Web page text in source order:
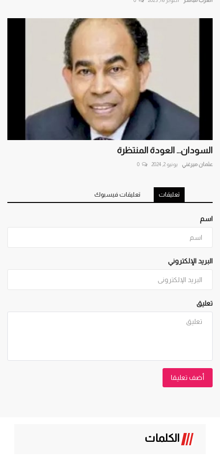
السودان... العودة المنتظرة
عثمان ميرغني يونيو 2, 2024 0
تعليقات تعليقات فيسبوك
اسم
البريد الإلكتروني
تعليق
أضف تعليقا
الكلمات